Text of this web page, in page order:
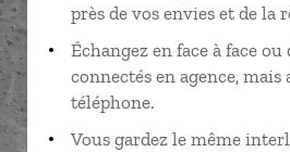
près de vos envies et de la
Échangez en face à face
connectés en agence, mais
téléphone.
Vous gardez le même